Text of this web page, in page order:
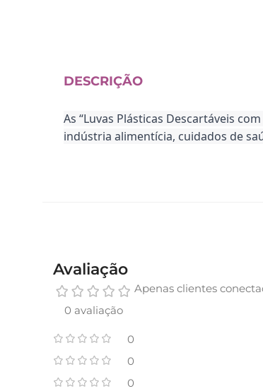
DESCRIÇÃO
As “Luvas Plásticas Descartáveis
indústria alimentícia, cuidados de
Avaliação
0 avaliação
0
0
0
Apenas clientes